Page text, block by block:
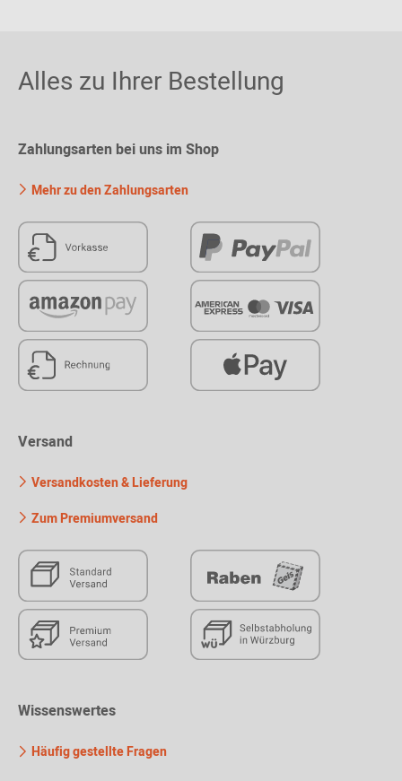
Alles zu Ihrer Bestellung
Zahlungsarten bei uns im Shop
Mehr zu den Zahlungsarten
Versand
Versandkosten & Lieferung
Zum Premiumversand
Wissenswertes
Häufig gestellte Fragen